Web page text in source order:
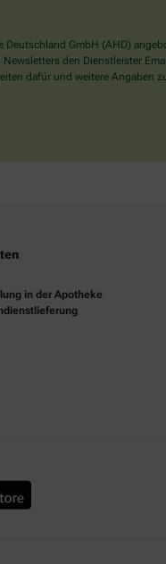
GmbH (AHD)
den Dienstleister
dafür und weitere Angaben
in der Apotheke